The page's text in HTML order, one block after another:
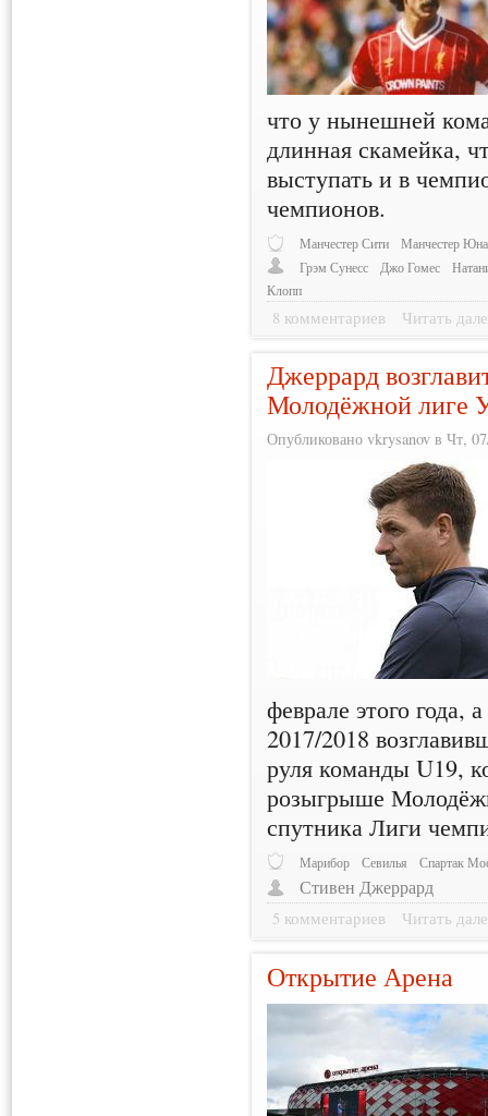
что у нынешней
длинная скамейка,
выступать и в
чемпионов.
Манчестер Сити
Манчестер
Грэм Сунесс
Джо Гомес
Клопп
8 комментариев Читать
Джеррард
Молодёжной
Опубликовано vkrysanov в Чт,
феврале этого года,
2017/2018
руля команды U19,
розыгрыше
спутника Лиги
Марибор Севилья Спартак
Стивен Джеррард
5 комментариев Читать
Открытие Арена